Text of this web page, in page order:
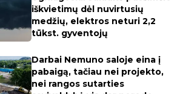
iškvietimų dėl nuvirtusių
medžių, elektros neturi 2,2
tūkst. gyventojų
Darbai Nemuno saloje eina į
pabaigą, tačiau nei projekto,
nei rangos sutarties